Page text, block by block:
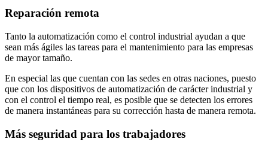
Reparación remota
Tanto la automatización como el control industrial ayudan a que
sean más ágiles las tareas para el mantenimiento para las empresas
de mayor tamaño.
En especial las que cuentan con las sedes en otras naciones, puesto
que con los dispositivos de automatización de carácter industrial y
con el control el tiempo real, es posible que se detecten los errores
de manera instantáneas para su corrección hasta de manera remota.
Más seguridad para los trabajadores